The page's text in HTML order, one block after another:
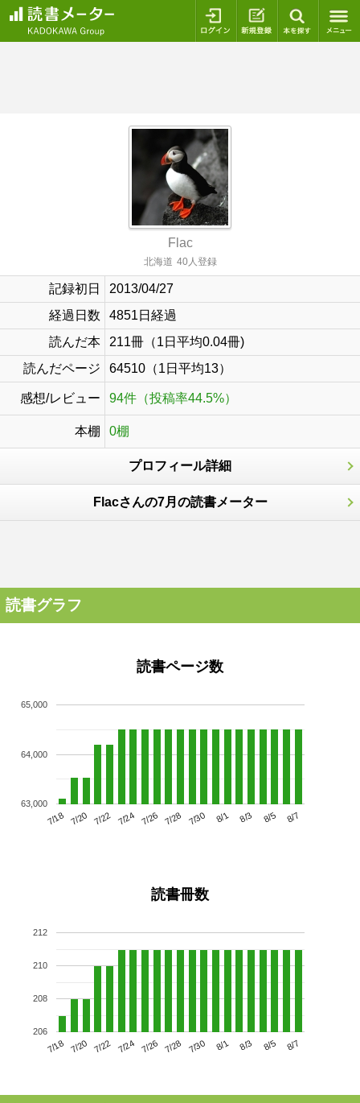
ログイン 新規登録
Flac
北海道 40人登録
記録初日
2013/04/27
経過日数
4851日経過
読んだ本
211冊（1日平均0.04冊)
読んだページ
64510（1日平均13）
感想/レビュー 94件（投稿率44.5%）
本棚 0棚
プロフィール詳細
Flacさんの7月の読書メーター
読書グラフ
読書ページ数
7/18 7/20 7/22 7/24 7/26 7/28 7/30 8/1 8/3 8/5 8/7
63,000
64,000
65,000
読書冊数
7/18 7/20 7/22 7/24 7/26 7/28 7/30 8/1 8/3 8/5 8/7
206
208
210
212